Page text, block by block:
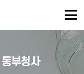
부청사